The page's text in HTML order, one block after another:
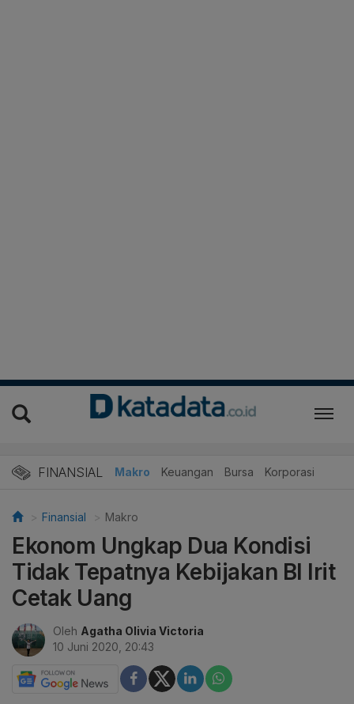
FINANSIAL Makro Keuangan Bursa Korporasi
Finansial Makro
Ekonom Ungkap Dua Kondisi
Tidak Tepatnya Kebijakan BI Irit
Cetak Uang
Oleh Agatha Olivia Victoria
10 Juni 2020, 20:43